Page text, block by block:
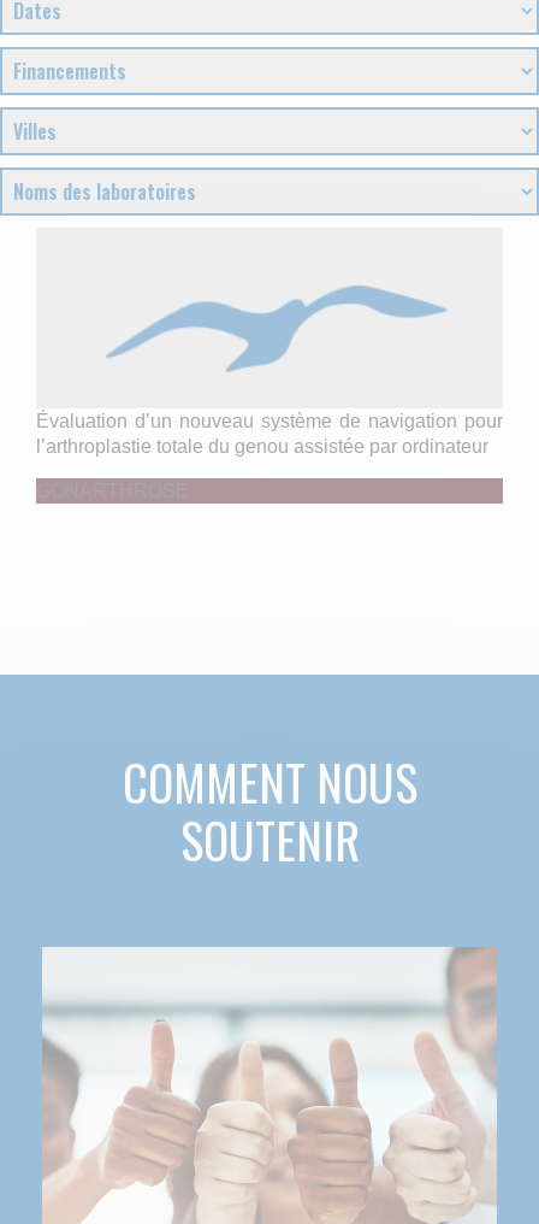
Évaluation d’un nouveau système de navigation pour
l’arthroplastie totale du genou assistée par ordinateur
COMMENT NOUS
SOUTENIR